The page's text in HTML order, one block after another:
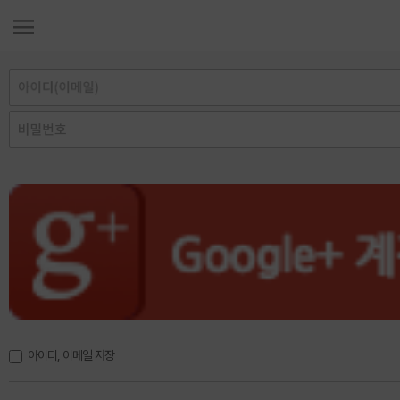
아이디, 이메일 저장